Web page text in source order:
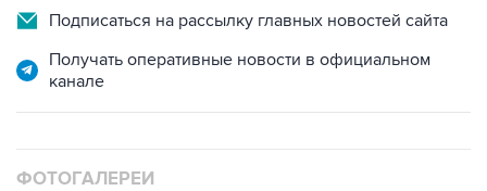
Подписаться на рассылку главных новостей сайта
Получать оперативные новости в официальном
канале
ФОТОГАЛЕРЕИ